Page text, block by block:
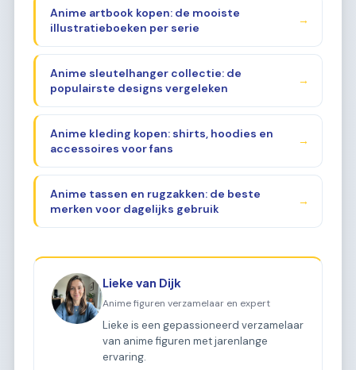
Anime artbook kopen: de mooiste
illustratieboeken per serie
→
Anime sleutelhanger collectie: de
populairste designs vergeleken
→
Anime kleding kopen: shirts, hoodies en
accessoires voor fans
→
Anime tassen en rugzakken: de beste
merken voor dagelijks gebruik
→
Lieke van Dijk
Anime figuren verzamelaar en expert
Lieke is een gepassioneerd verzamelaar
van anime figuren met jarenlange
ervaring.